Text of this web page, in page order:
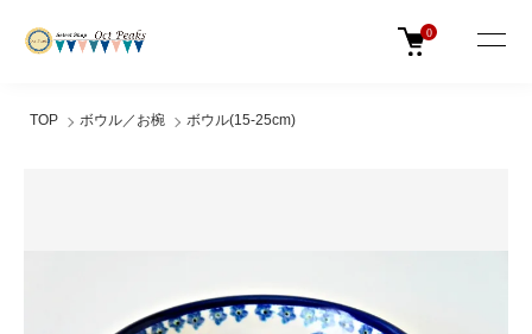
0
TOP ボウル／お椀 ボウル(15-25cm)